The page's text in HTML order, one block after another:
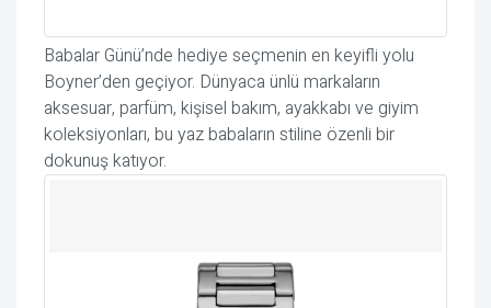
Babalar Günü’nde hediye seçmenin en keyifli yolu
Boyner’den geçiyor. Dünyaca ünlü markaların
aksesuar, parfüm, kişisel bakım, ayakkabı ve giyim
koleksiyonları, bu yaz babaların stiline özenli bir
dokunuş katıyor.